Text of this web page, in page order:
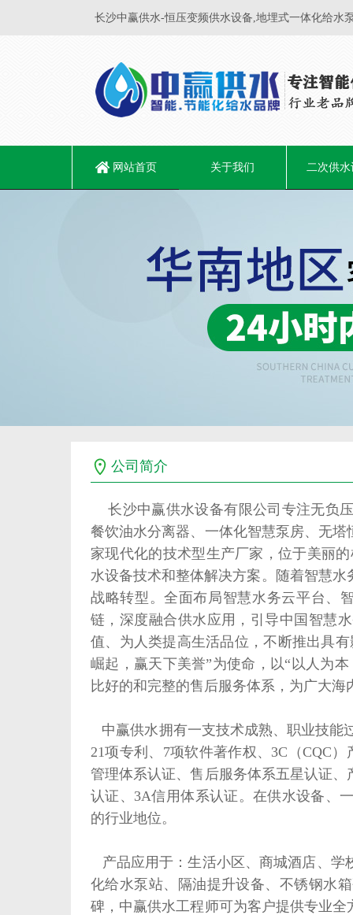
长沙中赢供水-恒压变频供水设备,地埋式一体化给水
网站首页 关于我们 二次供水
公司简介
长沙中赢供水设备有限公司专注无负
餐饮油水分离器、一体化智慧泵房、无
家现代化的技术型生产厂家，位于美丽
水设备技术和整体解决方案。随着智慧
战略转型。全面布局智慧水务云平台、
链，深度融合供水应用，引导中国智慧
值、为人类提高生活品位，不断推出具
崛起，赢天下美誉”为使命，以“以人为
比好的和完整的售后服务体系，为广大
中赢供水拥有一支技术成熟、职业技能
21项专利、7项软件著作权、3C（CQC
管理体系认证、售后服务体系五星认证
认证、3A信用体系认证。在供水设备、
的行业地位。
产品应用于：生活小区、商城酒店、学
化给水泵站、隔油提升设备、不锈钢水
碑，中赢供水工程师可为客户提供专业